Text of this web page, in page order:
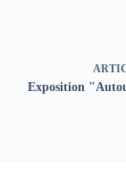
Exposition